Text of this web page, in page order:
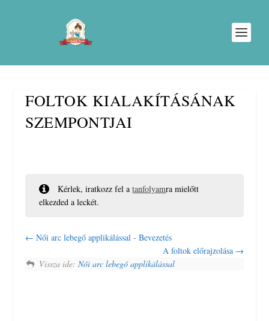
FOLTOK KIALAKÍTÁSÁNAK
SZEMPONTJAI
Kérlek, iratkozz fel atanfolyamra mielőtt
elkezded a leckét.
Női arc lebegő applikálással - Bevezetés
A foltok előrajzolása
Vissza ide:Női arc lebegő applikálással